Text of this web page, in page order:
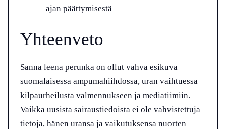
ajan päättymisestä
Yhteenveto
Sanna leena perunka on ollut vahva esikuva
suomalaisessa ampumahiihdossa, uran vaihtuessa
kilpaurheilusta valmennukseen ja mediatiimiin.
Vaikka uusista sairaustiedoista ei ole vahvistettuja
tietoja, hänen uransa ja vaikutuksensa nuorten